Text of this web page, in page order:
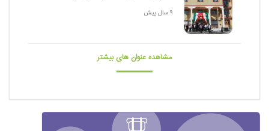
9 سال پیش
مشاهده عنوان های بیشتر